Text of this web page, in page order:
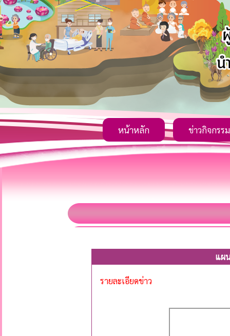
หน้าหลัก ข่าวกิจกรรม
แผ
รายละเอียดข่าว